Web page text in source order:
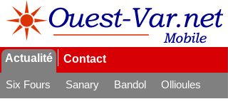
Actualité Contact
Six Fours Sanary Bandol
Ollioules